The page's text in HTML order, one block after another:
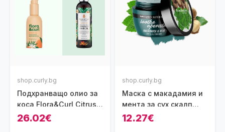
shop.curly.bg
Подхранващо олио за
коса Flora&Curl Citrus
Superfruit Radiance Oil,
26.02€
shop.curly.bg
Маска с макадамия и
мента за сух скалп
Aunt Jackie’s SOOTHE
12.27€